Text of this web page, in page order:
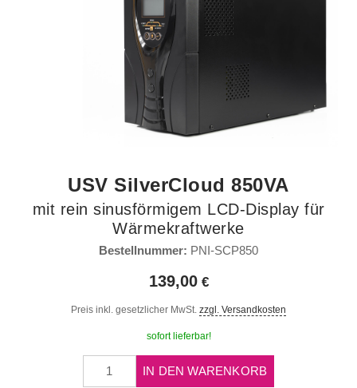
USV SilverCloud 850VA
mit rein sinusförmigem LCD-Display für
Wärmekraftwerke
Bestellnummer: PNI-SCP850
139,00
Preis inkl. gesetzlicher MwSt. zzgl. Versandkosten
sofort lieferbar!
IN DEN WARENKORB